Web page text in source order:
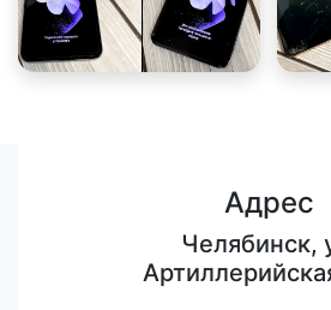
Адрес
Челябинск,